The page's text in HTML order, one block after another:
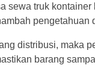
sewa truk
distribusi, maka
barang